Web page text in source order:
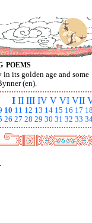
its golden age and some
(en).
I II III IV V VI VII
10 11 12 13 14 15 16 17
26 27 28 29 30 31 32 33